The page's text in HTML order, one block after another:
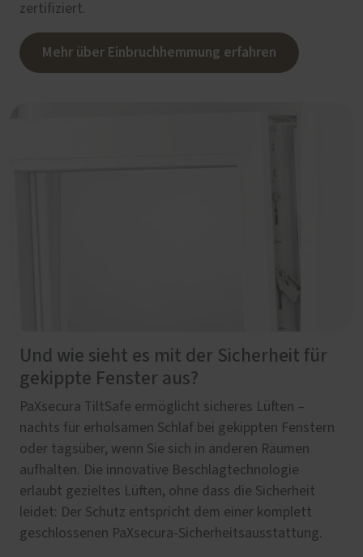
zertifiziert.
Mehr über Einbruchhemmung erfahren
Und wie sieht es mit der Sicherheit für
gekippte Fenster aus?
PaXsecura TiltSafe ermöglicht sicheres Lüften –
nachts für erholsamen Schlaf bei gekippten Fenstern
oder tagsüber, wenn Sie sich in anderen Räumen
aufhalten. Die innovative Beschlagtechnologie
erlaubt gezieltes Lüften, ohne dass die Sicherheit
leidet: Der Schutz entspricht dem einer komplett
geschlossenen PaXsecura-Sicherheitsausstattung.